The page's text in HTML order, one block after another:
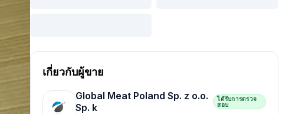
เกี่ยวกับผู้ขาย
Global Meat Poland Sp. z o.o.
Sp. k
ได้รับการตรวจ
สอบ